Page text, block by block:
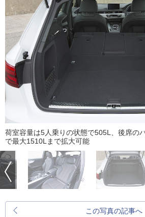
荷室容量は5人乗りの状態で505L、後席の
で最大1510Lまで拡大可能
この写真の記事へ